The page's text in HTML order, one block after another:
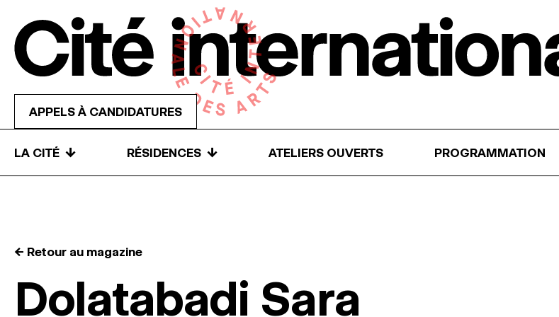
APPELS À CANDIDATURES
LA CITÉ ↓ RÉSIDENCES ↓ ATELIERS OUVERTS PROGRAMMATION
← Retour au magazine
Dolatabadi Sara